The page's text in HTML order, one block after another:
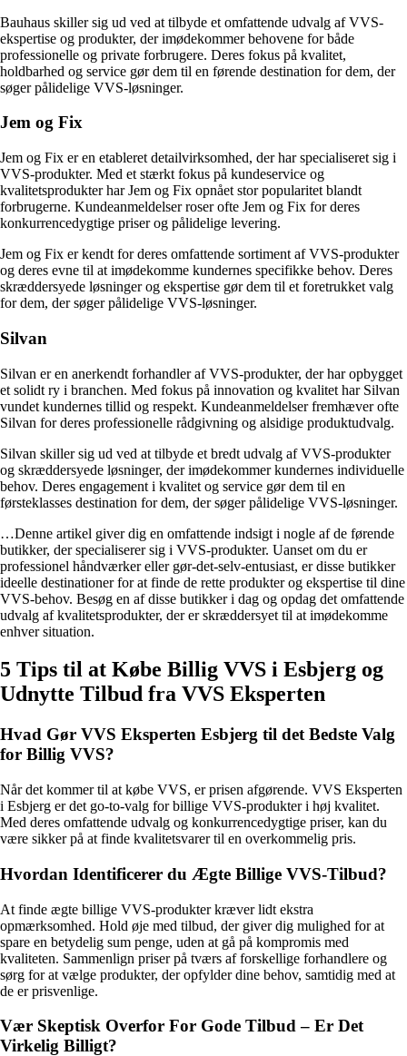
Bauhaus skiller sig ud ved at tilbyde et omfattende udvalg af VVS-
ekspertise og produkter, der imødekommer behovene for både
professionelle og private forbrugere. Deres fokus på kvalitet,
holdbarhed og service gør dem til en førende destination for dem, der
søger pålidelige VVS-løsninger.
Jem og Fix
Jem og Fix er en etableret detailvirksomhed, der har specialiseret sig i
VVS-produkter. Med et stærkt fokus på kundeservice og
kvalitetsprodukter har Jem og Fix opnået stor popularitet blandt
forbrugerne. Kundeanmeldelser roser ofte Jem og Fix for deres
konkurrencedygtige priser og pålidelige levering.
Jem og Fix er kendt for deres omfattende sortiment af VVS-produkter
og deres evne til at imødekomme kundernes specifikke behov. Deres
skræddersyede løsninger og ekspertise gør dem til et foretrukket valg
for dem, der søger pålidelige VVS-løsninger.
Silvan
Silvan er en anerkendt forhandler af VVS-produkter, der har opbygget
et solidt ry i branchen. Med fokus på innovation og kvalitet har Silvan
vundet kundernes tillid og respekt. Kundeanmeldelser fremhæver ofte
Silvan for deres professionelle rådgivning og alsidige produktudvalg.
Silvan skiller sig ud ved at tilbyde et bredt udvalg af VVS-produkter
og skræddersyede løsninger, der imødekommer kundernes individuelle
behov. Deres engagement i kvalitet og service gør dem til en
førsteklasses destination for dem, der søger pålidelige VVS-løsninger.
…Denne artikel giver dig en omfattende indsigt i nogle af de førende
butikker, der specialiserer sig i VVS-produkter. Uanset om du er
professionel håndværker eller gør-det-selv-entusiast, er disse butikker
ideelle destinationer for at finde de rette produkter og ekspertise til dine
VVS-behov. Besøg en af disse butikker i dag og opdag det omfattende
udvalg af kvalitetsprodukter, der er skræddersyet til at imødekomme
enhver situation.
5 Tips til at Købe Billig VVS i Esbjerg og
Udnytte Tilbud fra VVS Eksperten
Hvad Gør VVS Eksperten Esbjerg til det Bedste Valg
for Billig VVS?
Når det kommer til at købe VVS, er prisen afgørende. VVS Eksperten
i Esbjerg er det go-to-valg for billige VVS-produkter i høj kvalitet.
Med deres omfattende udvalg og konkurrencedygtige priser, kan du
være sikker på at finde kvalitetsvarer til en overkommelig pris.
Hvordan Identificerer du Ægte Billige VVS-Tilbud?
At finde ægte billige VVS-produkter kræver lidt ekstra
opmærksomhed. Hold øje med tilbud, der giver dig mulighed for at
spare en betydelig sum penge, uden at gå på kompromis med
kvaliteten. Sammenlign priser på tværs af forskellige forhandlere og
sørg for at vælge produkter, der opfylder dine behov, samtidig med at
de er prisvenlige.
Vær Skeptisk Overfor For Gode Tilbud – Er Det
Virkelig Billigt?